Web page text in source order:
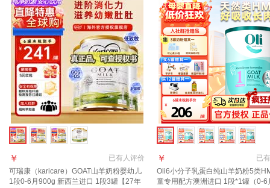
已有人评价
￥
可瑞康（karicare）GOAT山羊奶粉婴幼儿
1段0-6月900g 新西兰进口 1段3罐【27年
已有
￥
Oli6小分子乳蛋白纯山羊奶粉5类
童专用配方澳洲进口 1段*1罐（0-6